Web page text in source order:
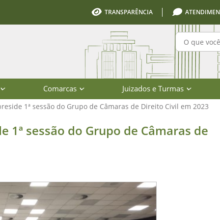
TRANSPARÊNCIA
Comarcas Juizados e Turmas
1ª sessão do Grupo de Câmaras de Direito Civil em 2023
do Grupo de Câmaras de
1ª sessão do Grupo de Câmaras de